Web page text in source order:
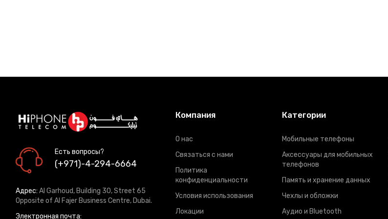
Есть вопросы?
(+971)-4-294-6664
Адрес: Al Garhoud, Building 30, Street 65
Opposite of Al Fajer Business Centre, Dubai.
Электронная почта:
Компания
О нас
Связаться с нами
Политика
конфиденциальности
Условия использования
Локации
Категории
Мобильные телефоны
Аксессуары для мобильных
телефонов
Память и хранение данных
Чехлы и обложки
Аудио и Bluetooth